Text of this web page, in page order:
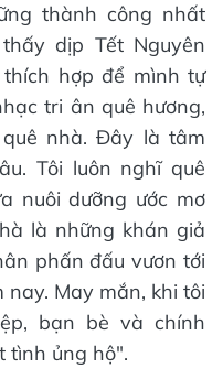
thành công nhất
dịp Tết Nguyên
hợp để mình tự
tri ân quê hương,
nhà. Đây là tâm
Tôi luôn nghĩ quê
nuôi dưỡng ước mơ
là những khán giả
phấn đấu vươn tới
May mắn, khi tôi
bạn bè và chính
tình ủng hộ".